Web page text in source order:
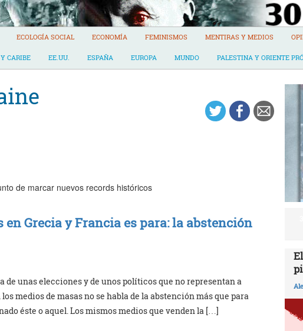
ECOLOGÍA SOCIAL ECONOMÍA FEMINISMOS MENTIRAS Y MEDIOS
CARIBE EE.UU. ESPAÑA EUROPA MUNDO PALESTINA Y ORIENTE
de marcar nuevos records históricos
Grecia y Francia es para: la abstención
de unas elecciones y de unos políticos que no representan a
medios de masas no se habla de la abstención más que para
éste o aquel. Los mismos medios que venden la […]